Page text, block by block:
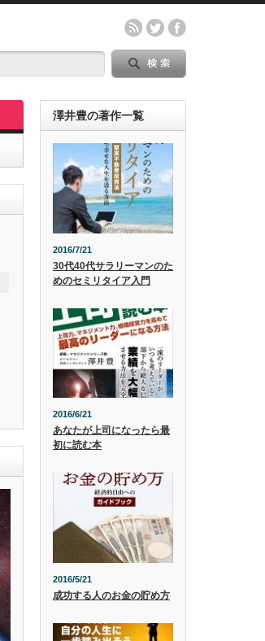
澤井豊の著作一覧
2016/7/21
30代40代サラリーマンのた
めのセミリタイア入門
2016/6/21
あなたが上司になったら最
初に読む本
2016/5/21
成功する人のお金の貯め方